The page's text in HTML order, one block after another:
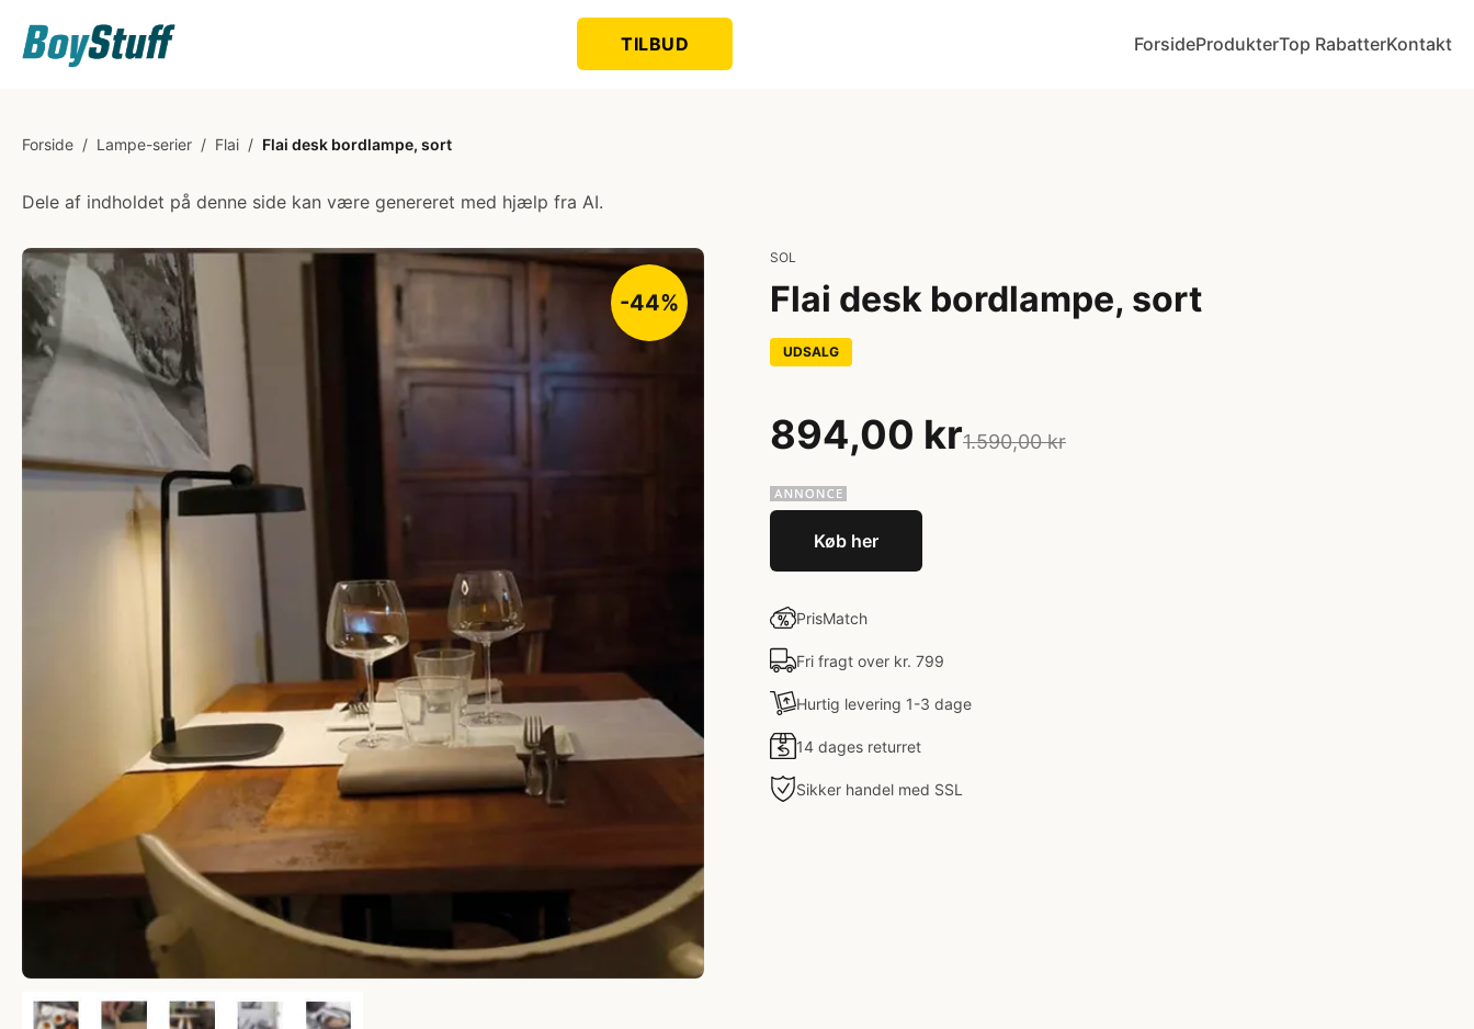
TILBUD ForsideProdukterTop RabatterKontakt
Forside / Lampe-serier / Flai / Flai desk bordlampe, sort
Dele af indholdet på denne side kan være genereret med hjælp fra AI.
-44%
SOL
Flai desk bordlampe, sort
UDSALG
894,00 kr1.590,00 kr
Køb her
PrisMatch
Fri fragt over kr. 799
Hurtig levering 1-3 dage
14 dages returret
Sikker handel med SSL